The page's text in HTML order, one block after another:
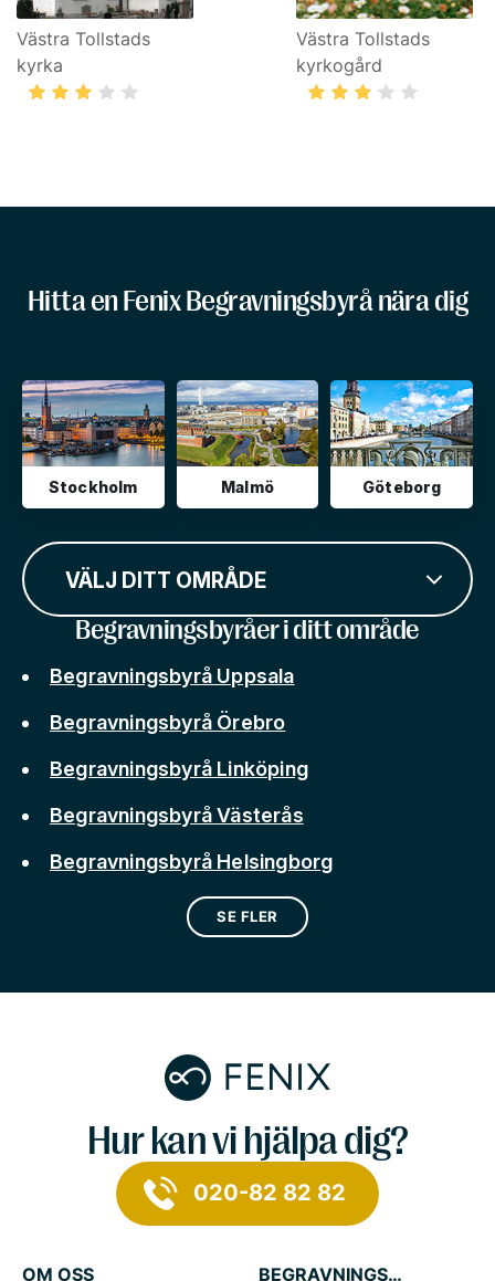
Västra Tollstads
kyrka
Västra Tollstads
kyrkogård
Hitta en Fenix Begravningsbyrå nära dig
Stockholm Malmö Göteborg
VÄLJ DITT OMRÅDE
Begravningsbyråer i ditt område
Begravningsbyrå Uppsala
Begravningsbyrå Örebro
Begravningsbyrå Linköping
Begravningsbyrå Västerås
Begravningsbyrå Helsingborg
SE FLER
Hur kan vi hjälpa dig?
020-82 82 82
OM OSS
BEGRAVNINGSTJÄNSTER